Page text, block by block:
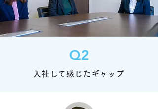
Q2
入社して感じたギャップ